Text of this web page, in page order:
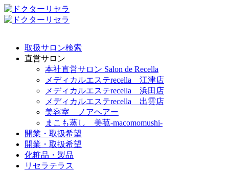
取扱サロン検索
直営サロン
本社直営サロン Salon de Recella
メディカルエステrecella 江津店
メディカルエステrecella 浜田店
メディカルエステrecella 出雲店
美容室 ノアヘアー
まこも蒸し 美菰-macomomushi-
開業・取扱希望
開業・取扱希望
化粧品・製品
リセラテラス